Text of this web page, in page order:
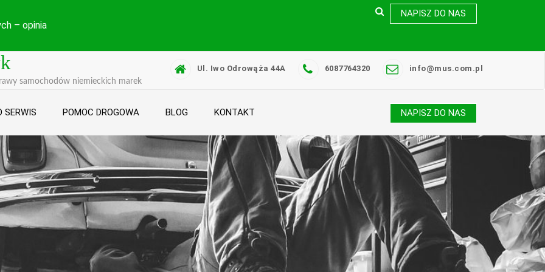
– opinia
NAPISZ DO NAS
samochodów niemieckich marek
Ul. Iwo Odrowąża 44A 6087764320 info@mus.com.pl
SERWIS POMOC DROGOWA BLOG KONTAKT NAPISZ DO NAS